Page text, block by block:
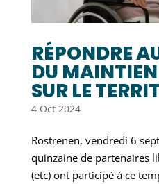
RÉPONDRE
DU
SUR LE
4 Oct 2024
Rostrenen, vendredi 6
quinzaine de partenaires
(etc) ont participé à ce